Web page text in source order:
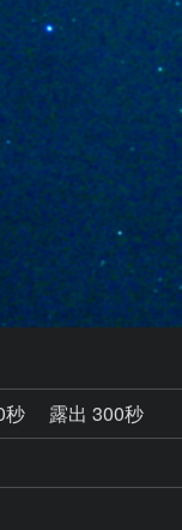
秒
露出 300秒